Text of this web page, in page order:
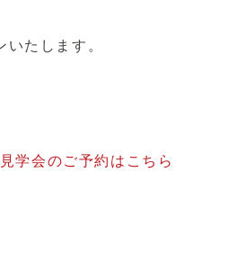
たします。
学会のご予約はこちら